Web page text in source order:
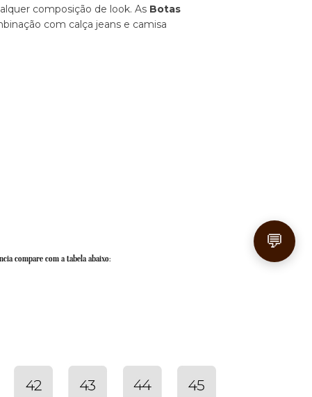
composição de look. As Botas
com calça jeans e camisa
compare com a tabela abaixo:
💬